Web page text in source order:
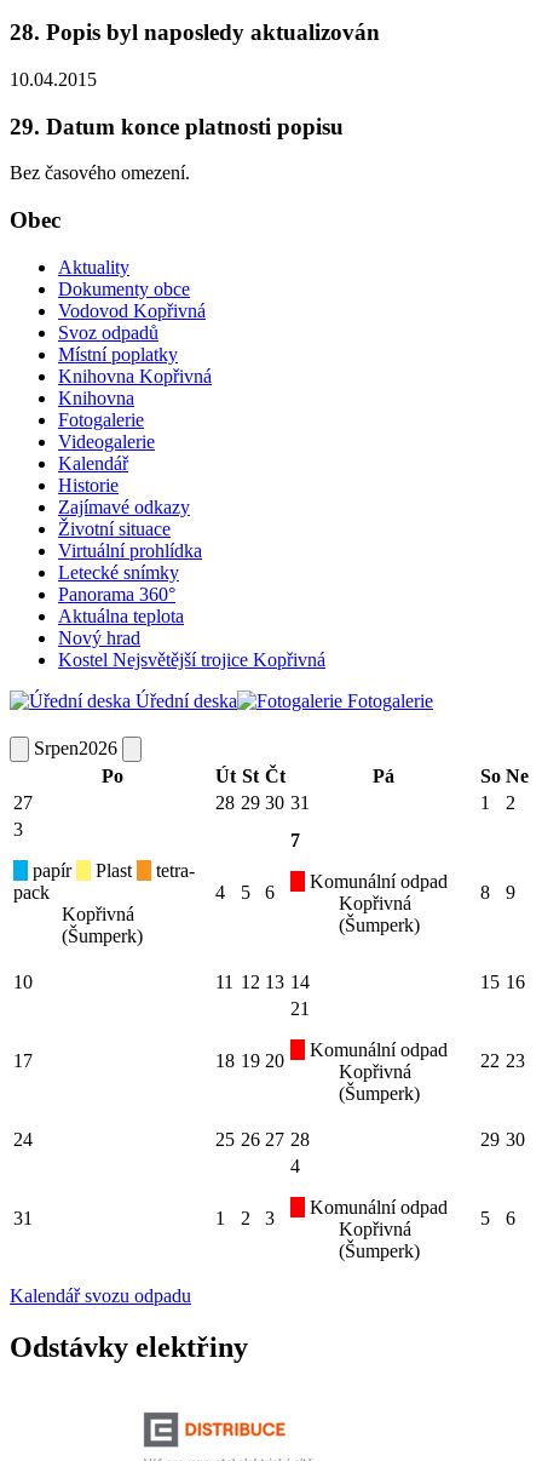
28. Popis byl naposledy aktualizován
10.04.2015
29. Datum konce platnosti popisu
Bez časového omezení.
Obec
Aktuality
Dokumenty obce
Vodovod Kopřivná
Svoz odpadů
Místní poplatky
Knihovna Kopřivná
Knihovna
Fotogalerie
Videogalerie
Kalendář
Historie
Zajímavé odkazy
Životní situace
Virtuální prohlídka
Letecké snímky
Panorama 360°
Aktuálna teplota
Nový hrad
Kostel Nejsvětější trojice Kopřivná
Úřední deska
Fotogalerie
Srpen2026
Po
Út St Čt Pá So Ne
27
28 29 30 31 1
2
3
papír
Plast
tetra-
pack
Kopřivná
(Šumperk)
4 5 6
7
Komunální odpad
Kopřivná
(Šumperk)
8 9
10 11 12 13 14 15 16
17 18 19 20
21
Komunální odpad
Kopřivná
(Šumperk)
22 23
24 25 26 27 28 29 30
31 1 2 3
4
Komunální odpad
Kopřivná
(Šumperk)
5 6
Kalendář svozu odpadu
Odstávky elektřiny